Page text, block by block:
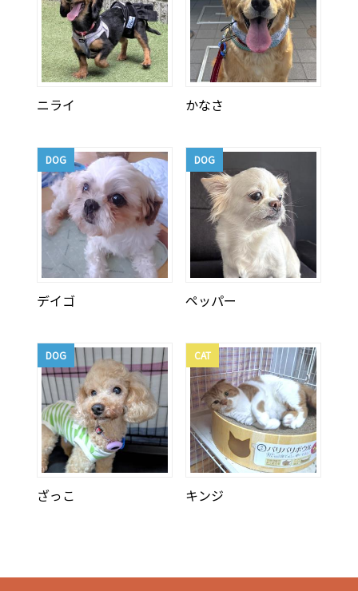
ニライ かなさ
DOG
デイゴ
DOG
ペッパー
DOG
ざっこ
CAT
キンジ